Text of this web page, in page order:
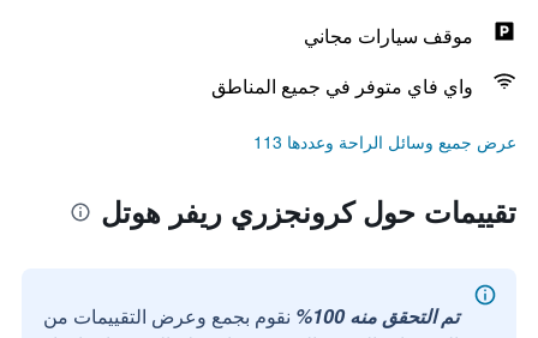
موقف سيارات مجاني
واي فاي متوفر في جميع المناطق
عرض جميع وسائل الراحة وعددها 113
تقييمات حول كرونجزري ريفر هوتل
تم التحقق منه 100%
نقوم بجمع وعرض التقييمات من